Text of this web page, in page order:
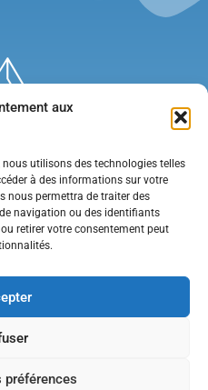
aux
nous utilisons des technologies telles
à des informations sur votre
nous permettra de traiter des
navigation ou des identifiants
retirer votre consentement peut
préférences